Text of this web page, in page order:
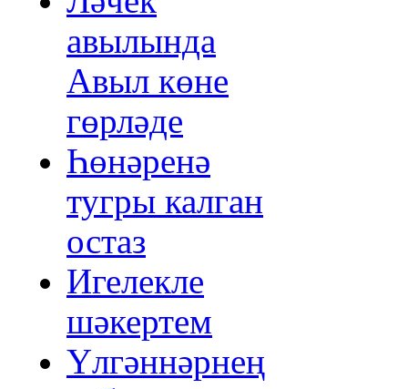
авылында
Авыл көне
гөрләде
Һөнәренә
тугры калган
остаз
Игелекле
шәкертем
Үлгәннәрнең